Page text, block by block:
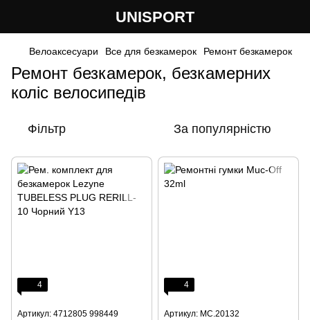
UNISPORT
Велоаксесуари Все для безкамерок Ремонт безкамерок
Ремонт безкамерок, безкамерних
коліс велосипедів
Фільтр За популярністю
4
Артикул: 4712805 998449
4
Артикул: MC.20132